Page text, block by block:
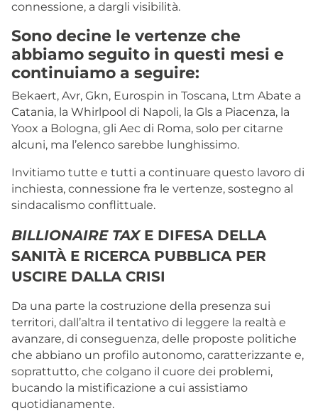
connessione, a dargli visibilità.
Sono decine le vertenze che
abbiamo seguito in questi mesi e
continuiamo a seguire:
Bekaert, Avr, Gkn, Eurospin in Toscana, Ltm Abate a
Catania, la Whirlpool di Napoli, la Gls a Piacenza, la
Yoox a Bologna, gli Aec di Roma, solo per citarne
alcuni, ma l’elenco sarebbe lunghissimo.
Invitiamo tutte e tutti a continuare questo lavoro di
inchiesta, connessione fra le vertenze, sostegno al
sindacalismo conflittuale.
BILLIONAIRE TAX E DIFESA DELLA
SANITÀ E RICERCA PUBBLICA PER
USCIRE DALLA CRISI
Da una parte la costruzione della presenza sui
territori, dall’altra il tentativo di leggere la realtà e
avanzare, di conseguenza, delle proposte politiche
che abbiano un profilo autonomo, caratterizzante e,
soprattutto, che colgano il cuore dei problemi,
bucando la mistificazione a cui assistiamo
quotidianamente.